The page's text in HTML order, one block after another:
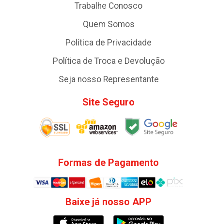
Trabalhe Conosco
Quem Somos
Política de Privacidade
Política de Troca e Devolução
Seja nosso Representante
Site Seguro
Formas de Pagamento
Baixe já nosso APP